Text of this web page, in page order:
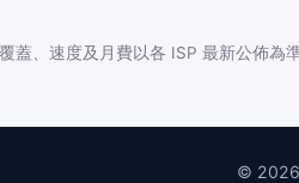
蓋、速度及月費以各 ISP 最新公佈為
© 2026